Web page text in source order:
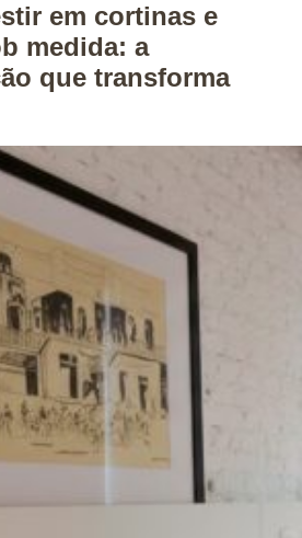
em cortinas e
medida: a
que transforma